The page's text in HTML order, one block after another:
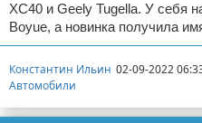
XC40 и Geely Tugella. У себя
Boyue, а новинка получила
Константин Ильин 02-09-2022
Автомобили